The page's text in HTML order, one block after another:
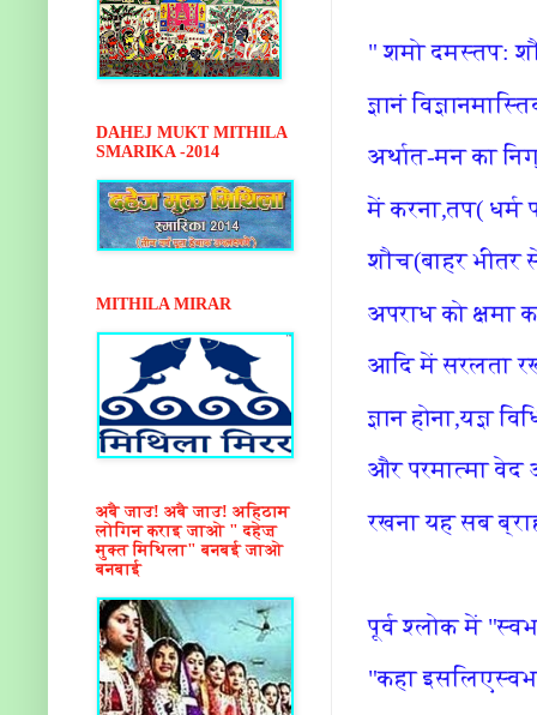
" शमो दमस्तप:
ज्ञानं
अर्थात-मन का
में करना,तप(
शौच(बाहर भीतर
अपराध को क्षमा
आदि में सरलता
ज्ञान होना,यज्ञ
और परमात्मा
रखना यह सब
पूर्व श्लोक में
"कहा
DAHEJ MUKT MITHILA
SMARIKA -2014
MITHILA MIRAR
अबै जाउ! अबै जाउ! अहिठाम
लोगिन कराइ जाओ " दहेज़
मुक्त मिथिला" बनबई जाओ
बनबाई